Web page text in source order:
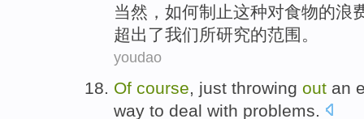
当然 ， 如何制止这种对食物的浪
超出了我们所研究的范围 。
youdao
Of course just throwing out an
way to deal with problems